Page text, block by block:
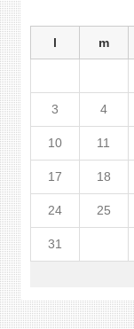
l m
3 4
10 11
17 18
24 25
31